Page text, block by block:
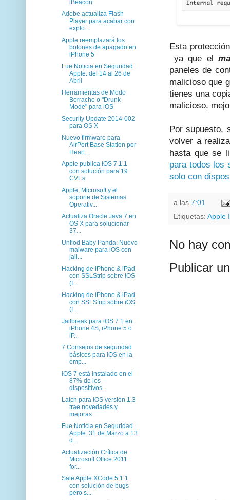
Esta
ya que el
paneles de
malicioso que
tienes una
malicioso,
Por supuesto,
volver a
hasta que se
para todos los
solo con
a las 7:01
Etiquetas: Apple
No hay
Publicar
iBeacon
Adobe actualiza Flash
Player para acabar con
explo...
Apple reemplazará los
botones de apagado en
iPhone 5
Fue Noticia en Seguridad
Apple: del 14 al 26 de
Abril
Herramientas de Modo
Borracho o "Drunk
Mode" para iOS
Security Update 2014-002
para OS X
Nuevo firmware para
AirPort Base Station por
Heart...
Apple publica iOS 7.1.1
con solución para 19
CVEs
Apple, Microsoft y el
soporte de Sistemas
Operativ...
Actualiza Oracle Java 7 en
OS X para solucionar
37...
Unflod Baby Panda: Nuevo
malware para iOS con
jail...
Hacking de iPhone & iPad
con SSLStrip sobre iOS
(I...
Hacking de iPhone & iPad
con SSLStrip sobre iOS
(I...
Jailbreak para iOS 7.1 en
iPhone 4S, iPhone 5 o
iP...
7 Consejos de seguridad
básicos para iOS en la
emp...
iOS 7 está instalado en el
87% de los
dispositivos...
Latch para iOS versión 1.3
trae novedades y
mejoras
Fue Noticia en Seguridad
Apple: 31 de Marzo a 13
d...
Actualización Crítica de
Microsoft Office 2011
for...
Sale Apple XCode 5.1.1
con solución de bugs
pero s...